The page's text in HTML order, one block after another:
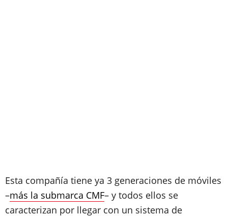
Esta compañía tiene ya 3 generaciones de móviles
–más la submarca CMF– y todos ellos se
caracterizan por llegar con un sistema de